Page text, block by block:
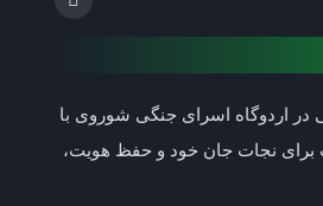
در اردوگاه اسرای جنگی شوروی با
برای نجات جان خود و حفظ هویت،